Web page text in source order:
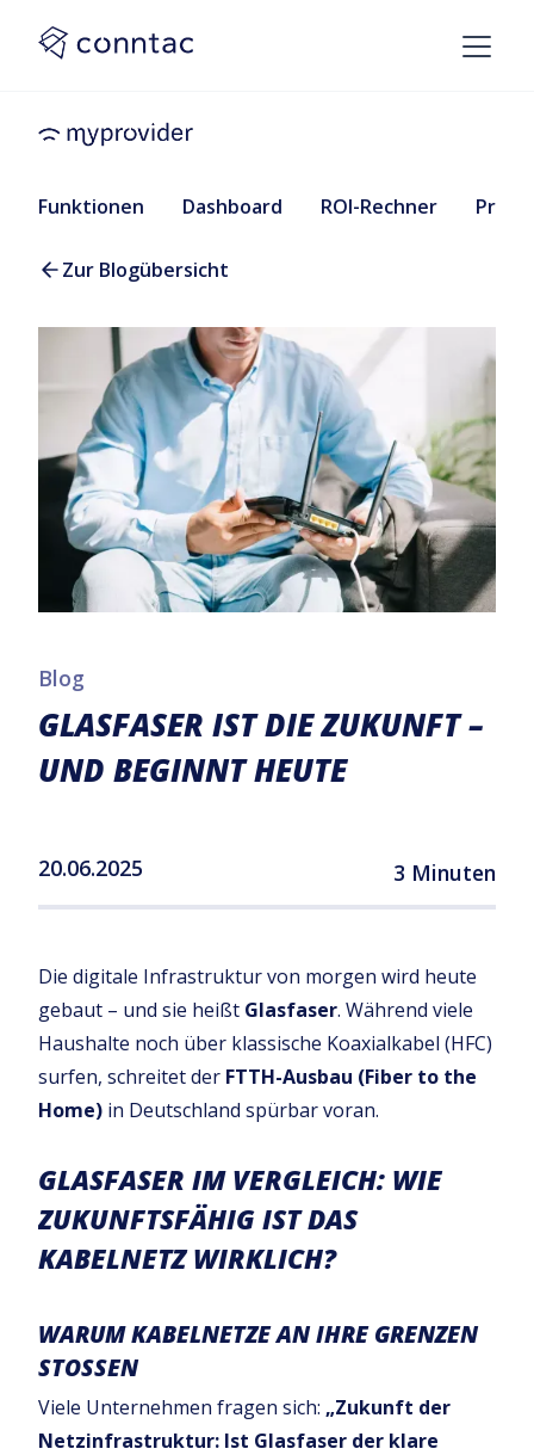
Funktionen Dashboard ROI-Rechner Preise
Zur Blogübersicht
Blog
GLASFASER IST DIE ZUKUNFT –
UND BEGINNT HEUTE
20.06.2025 3 Minuten
Die digitale Infrastruktur von morgen wird heute
gebaut – und sie heißt Glasfaser. Während viele
Haushalte noch über klassische Koaxialkabel (HFC)
surfen, schreitet der FTTH-Ausbau (Fiber to the
Home) in Deutschland spürbar voran.
GLASFASER IM VERGLEICH: WIE
ZUKUNFTSFÄHIG IST DAS
KABELNETZ WIRKLICH?
WARUM KABELNETZE AN IHRE GRENZEN
STOSSEN
Viele Unternehmen fragen sich: „Zukunft der
Netzinfrastruktur: Ist Glasfaser der klare